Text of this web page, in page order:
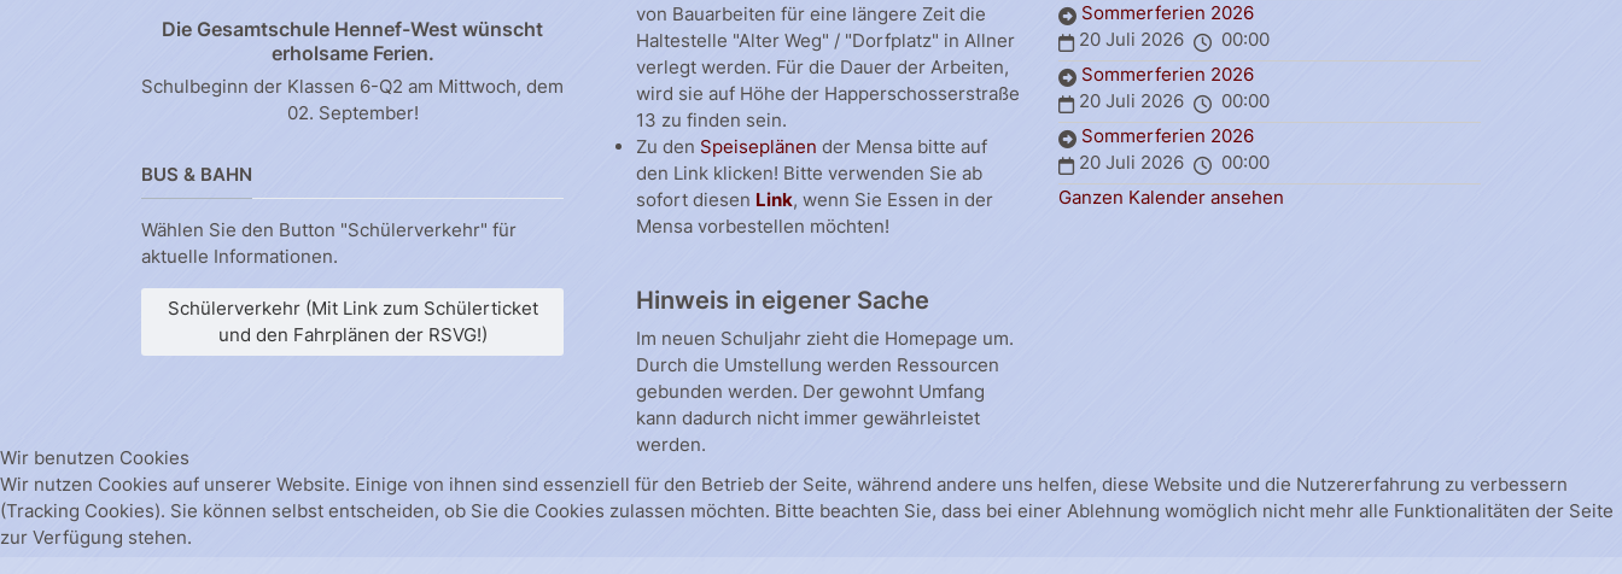
Die Gesamtschule Hennef-West wünscht
erholsame Ferien.
Schulbeginn der Klassen 6-Q2 am Mittwoch, dem
02. September!
BUS & BAHN
Wählen Sie den Button "Schülerverkehr" für
aktuelle Informationen.
Schülerverkehr (Mit Link zum Schülerticket
und den Fahrplänen der RSVG!)
von Bauarbeiten für eine längere Zeit die
Haltestelle "Alter Weg" / "Dorfplatz" in Allner
verlegt werden. Für die Dauer der Arbeiten,
wird sie auf Höhe der Happerschosserstraße
13 zu finden sein.
Zu den Speiseplänen der Mensa bitte auf
den Link klicken! Bitte verwenden Sie ab
sofort diesen Link, wenn Sie Essen in der
Mensa vorbestellen möchten!
Hinweis in eigener Sache
Im neuen Schuljahr zieht die Homepage um.
Durch die Umstellung werden Ressourcen
gebunden werden. Der gewohnt Umfang
kann dadurch nicht immer gewährleistet
werden.
Sommerferien 2026
20 Juli 2026
00:00
Sommerferien 2026
20 Juli 2026
00:00
Sommerferien 2026
20 Juli 2026
00:00
Ganzen Kalender ansehen
Wir benutzen Cookies
Wir nutzen Cookies auf unserer Website. Einige von ihnen sind essenziell für den Betrieb der Seite, während andere uns helfen, diese Website und die Nutzererfahrung zu verbessern
(Tracking Cookies). Sie können selbst entscheiden, ob Sie die Cookies zulassen möchten. Bitte beachten Sie, dass bei einer Ablehnung womöglich nicht mehr alle Funktionalitäten der Seite
zur Verfügung stehen.